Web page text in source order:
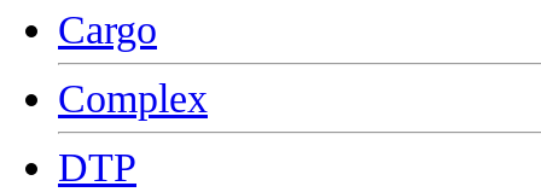
Cargo
Complex
DTP